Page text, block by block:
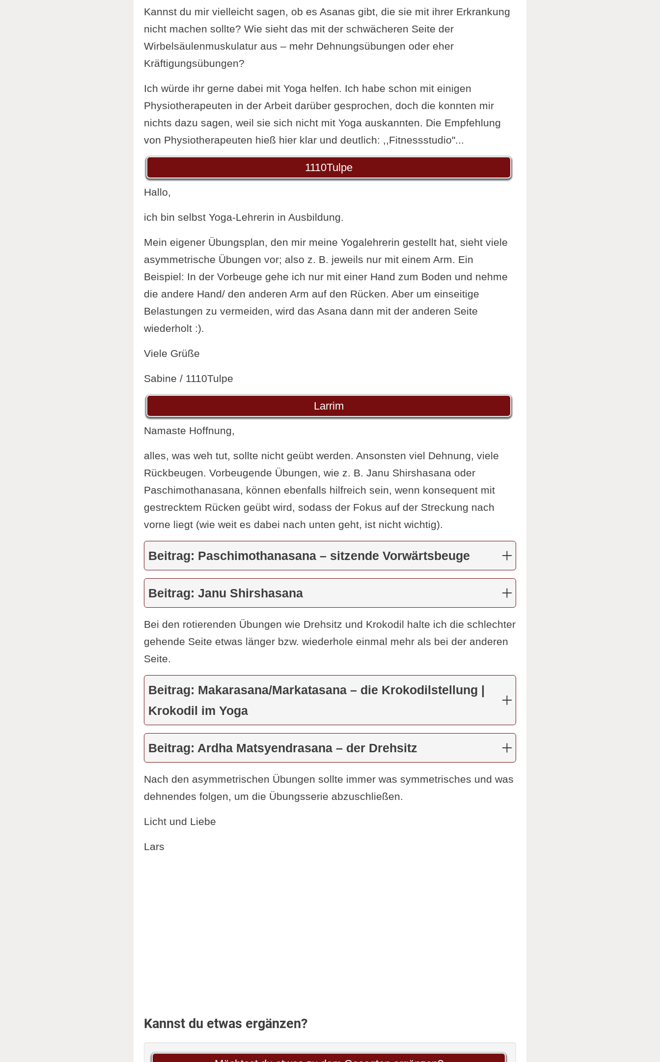
Kannst du mir vielleicht sagen, ob es Asanas gibt, die sie mit ihrer Erkrankung
nicht machen sollte? Wie sieht das mit der schwächeren Seite der
Wirbelsäulenmuskulatur aus – mehr Dehnungsübungen oder eher
Kräftigungsübungen?
Ich würde ihr gerne dabei mit Yoga helfen. Ich habe schon mit einigen
Physiotherapeuten in der Arbeit darüber gesprochen, doch die konnten mir
nichts dazu sagen, weil sie sich nicht mit Yoga auskannten. Die Empfehlung
von Physiotherapeuten hieß hier klar und deutlich: ,,Fitnessstudio"...
1110Tulpe
Hallo,
ich bin selbst Yoga-Lehrerin in Ausbildung.
Mein eigener Übungsplan, den mir meine Yogalehrerin gestellt hat, sieht viele
asymmetrische Übungen vor; also z. B. jeweils nur mit einem Arm. Ein
Beispiel: In der Vorbeuge gehe ich nur mit einer Hand zum Boden und nehme
die andere Hand/ den anderen Arm auf den Rücken. Aber um einseitige
Belastungen zu vermeiden, wird das Asana dann mit der anderen Seite
wiederholt :).
Viele Grüße
Sabine / 1110Tulpe
Larrim
Namaste Hoffnung,
alles, was weh tut, sollte nicht geübt werden. Ansonsten viel Dehnung, viele
Rückbeugen. Vorbeugende Übungen, wie z. B. Janu Shirshasana oder
Paschimothanasana, können ebenfalls hilfreich sein, wenn konsequent mit
gestrecktem Rücken geübt wird, sodass der Fokus auf der Streckung nach
vorne liegt (wie weit es dabei nach unten geht, ist nicht wichtig).
Beitrag: Paschimothanasana – sitzende Vorwärtsbeuge
Beitrag: Janu Shirshasana
Bei den rotierenden Übungen wie Drehsitz und Krokodil halte ich die schlechter
gehende Seite etwas länger bzw. wiederhole einmal mehr als bei der anderen
Seite.
Beitrag: Makarasana/Markatasana – die Krokodilstellung |
Krokodil im Yoga
Beitrag: Ardha Matsyendrasana – der Drehsitz
Nach den asymmetrischen Übungen sollte immer was symmetrisches und was
dehnendes folgen, um die Übungsserie abzuschließen.
Licht und Liebe
Lars
Kannst du etwas ergänzen?